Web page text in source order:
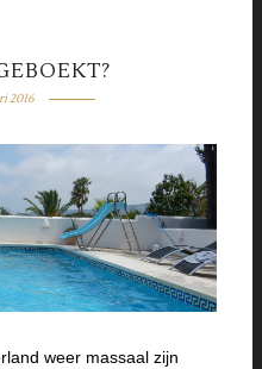
2016
weer massaal zijn